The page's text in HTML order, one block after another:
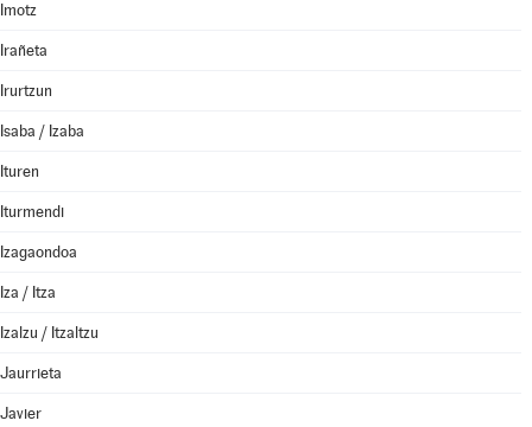
Imotz
Irañeta
Irurtzun
Isaba / Izaba
Ituren
Iturmendi
Izagaondoa
Iza / Itza
Izalzu / Itzaltzu
Jaurrieta
Javier